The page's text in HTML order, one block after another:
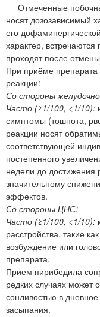
Отмеченные
носят дозозависимый
его
характер,
проходят после
При приёме препарата
реакции:
Со стороны
Часто (≥1/100, <1/10):
симптомы (тошнота,
реакции носят
соответствующей
постепенного
недели до достижения
значительному
эффектов.
Со стороны ЦНС:
Часто (≥1/100, <1/10):
расстройства, такие
возбуждение или
препарата.
Прием пирибедила
редких случаях может
сонливостью в
засыпания.